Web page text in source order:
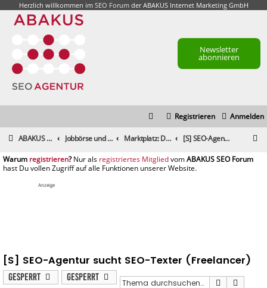
Herzlich willkommen im SEO Forumder ABAKUS Internet Marketing GmbH
Newsletter
abonnieren
Anmelden
Registrieren
ABAKUS Foren-Übersicht Jobbörse und Marktplatz Marktplatz: Dienstleistungen [S] SEO-Agentur sucht SEO-Texter (Freelancer)
registrieren registriertes Mitglied
Anzeige
[S] SEO-Agentur sucht SEO-Texter (Freelancer)
Gesperrt Gesperrt Suche